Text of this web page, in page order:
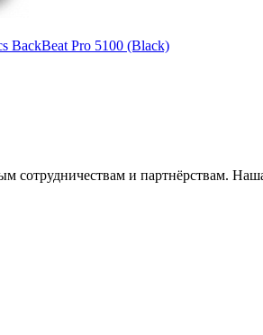
BackBeat Pro 5100 (Black)
сотрудничествам и партнёрствам.